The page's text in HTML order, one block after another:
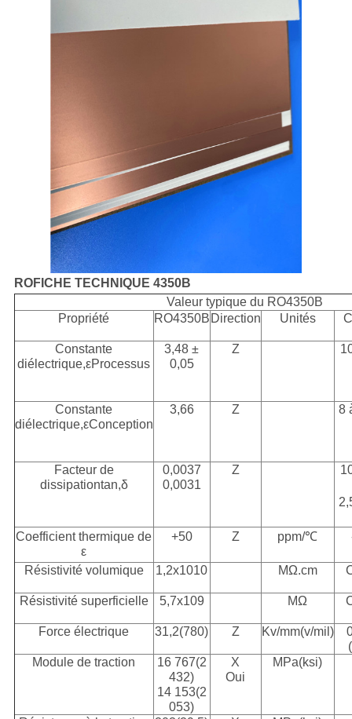
ROFICHE TECHNIQUE 4350B
Valeur typique du RO4350B
Propriété
RO4350B Direction Unités
Constante
diélectrique,εProcessus
3,48 ±
0,05
Z
Constante
diélectrique,εConception
3,66 Z 8
Facteur de
dissipationtan,δ
0,0037
0,0031
Z
Coefficient thermique de
ε
+50 Z ppm/℃
Résistivité volumique 1,2x1010 MΩ.cm
Résistivité superficielle 5,7x109 MΩ
Force électrique 31,2(780) Z Kv/mm(v/mil)
Module de traction
16 767(2
432)
14 153(2
053)
X
Oui
MPa(ksi)